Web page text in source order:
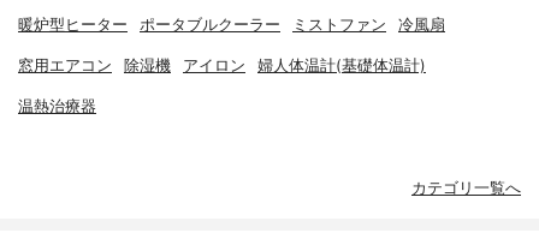
暖炉型ヒーター ポータブルクーラー ミストファン 冷風扇
窓用エアコン 除湿機 アイロン 婦人体温計(基礎体温計)
温熱治療器
カテゴリ一覧へ